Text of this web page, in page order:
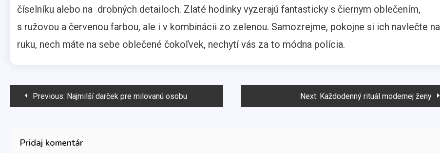
číselníku alebo na drobných detailoch. Zlaté hodinky vyzerajú fantasticky s čiernym oblečením,
s ružovou a červenou farbou, ale i v kombinácii zo zelenou. Samozrejme, pokojne si ich navlečte na
ruku, nech máte na sebe oblečené čokoľvek, nechytí vás za to módna polícia.
Navigácia
článku
Previous: Najmilší darček pre milovanú osobu Next: Každodenný rituál modernej ženy
Pridaj komentár